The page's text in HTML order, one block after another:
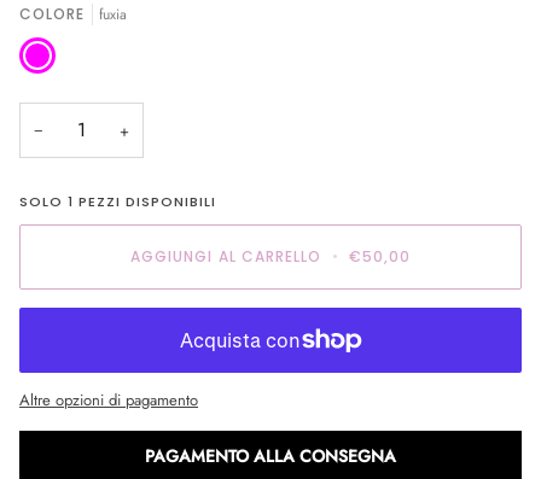
COLORE fuxia
fuxia
− +
SOLO1 PEZZI DISPONIBILI
AGGIUNGI AL CARRELLO • €50,00
Altre opzioni di pagamento
PAGAMENTO ALLA CONSEGNA